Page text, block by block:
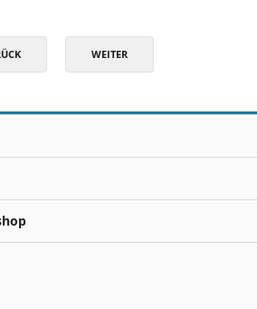
WEITER